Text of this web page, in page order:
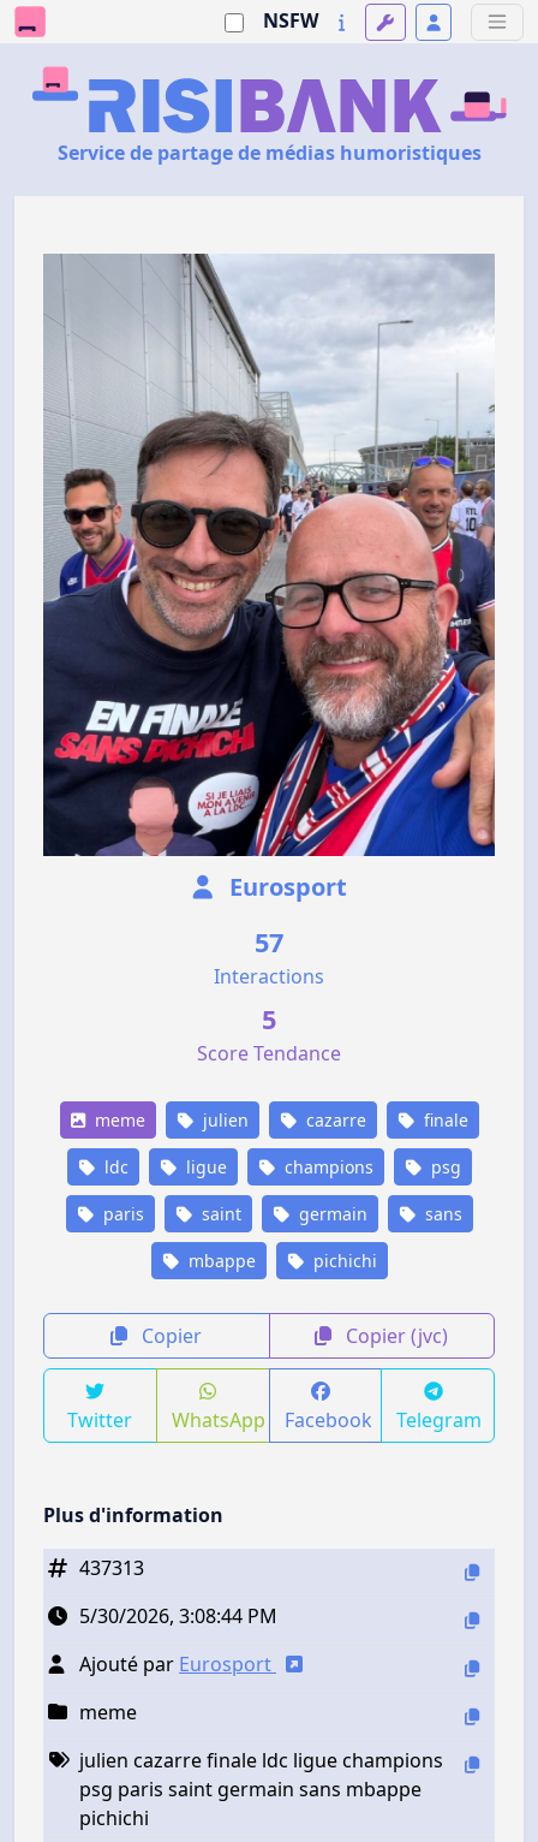
NSFW
Service de partage de médias humoristiques
Eurosport
57
Interactions
5
Score Tendance
meme julien cazarre finale
ldc ligue champions psg
paris saint germain sans
mbappe pichichi
Copier Copier (jvc)
Twitter WhatsApp Facebook Telegram
Plus d'information
437313
5/30/2026, 3:08:44 PM
Ajouté par Eurosport
meme
julien cazarre finale ldc ligue champions
psg paris saint germain sans mbappe
pichichi